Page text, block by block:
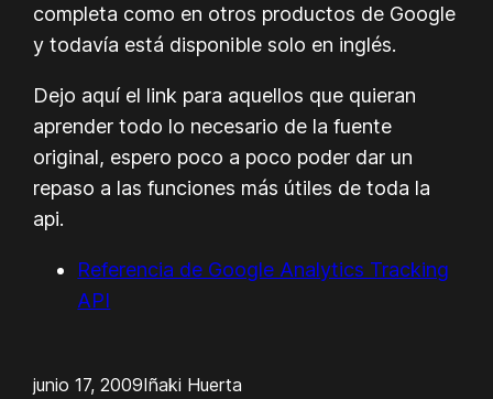
completa como en otros productos de Google
y todavía está disponible solo en inglés.
Dejo aquí el link para aquellos que quieran
aprender todo lo necesario de la fuente
original, espero poco a poco poder dar un
repaso a las funciones más útiles de toda la
api.
Referencia de Google Analytics Tracking
API
junio 17, 2009Iñaki Huerta